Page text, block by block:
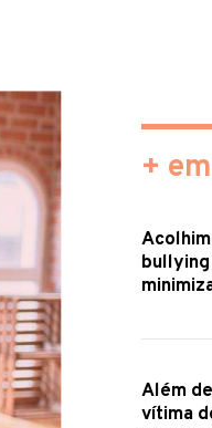
+
vítima